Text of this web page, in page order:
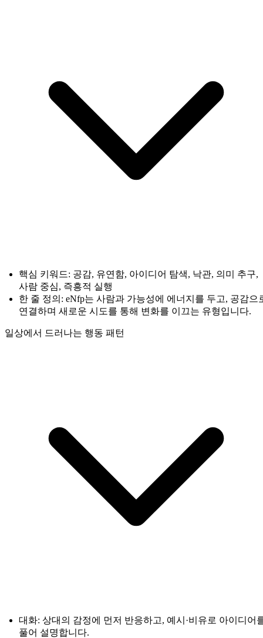
핵심 키워드: 공감, 유연함, 아이디어 탐색, 낙관, 의미 추구,
사람 중심, 즉흥적 실행
한 줄 정의: eNfp는 사람과 가능성에 에너지를 두고, 공감으
연결하며 새로운 시도를 통해 변화를 이끄는 유형입니다.
일상에서 드러나는 행동 패턴
대화: 상대의 감정에 먼저 반응하고, 예시·비유로 아이디어
풀어 설명합니다.